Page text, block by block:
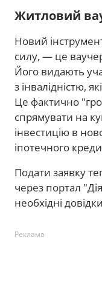
Житловий
Новий
силу, — це
Його видають
з інвалідністю,
Це фактично
спрямувати на
інвестицію в
іпотечного
Подати заявку
через портал
необхідні
Реклама